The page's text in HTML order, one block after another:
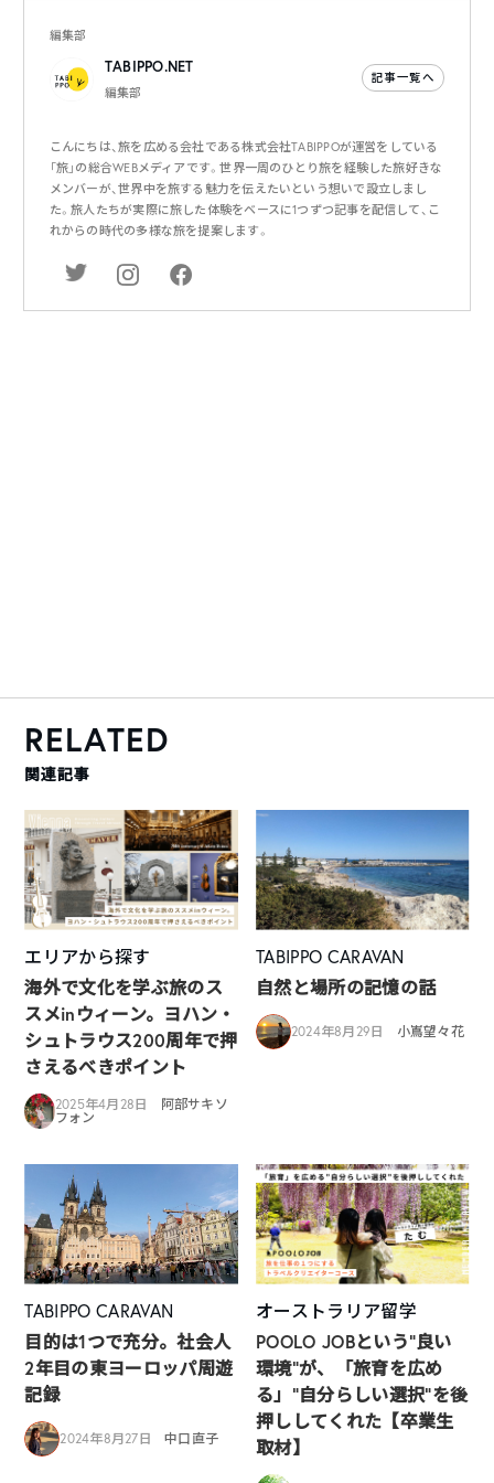
編集部
TABIPPO.NET
編集部
記事一覧へ
こんにちは、旅を広める会社である株式会社TABIPPOが運営をしている
「旅」の総合WEBメディアです。世界一周のひとり旅を経験した旅好きな
メンバーが、世界中を旅する魅力を伝えたいという想いで設立しまし
た。旅人たちが実際に旅した体験をベースに1つずつ記事を配信して、こ
れからの時代の多様な旅を提案します。
RELATED
関連記事
エリアから探す
海外で文化を学ぶ旅のス
スメinウィーン。ヨハン・
シュトラウス200周年で押
さえるべきポイント
2025年4月28日
阿部サキソ
フォン
TABIPPO CARAVAN
自然と場所の記憶の話
2024年8月29日 小嶌望々花
TABIPPO CARAVAN
目的は1つで充分。社会人
2年目の東ヨーロッパ周遊
記録
2024年8月27日 中口直子
オーストラリア留学
POOLO JOBという”良い
環境”が、「旅育を広め
る」”自分らしい選択”を後
押ししてくれた【卒業生
取材】